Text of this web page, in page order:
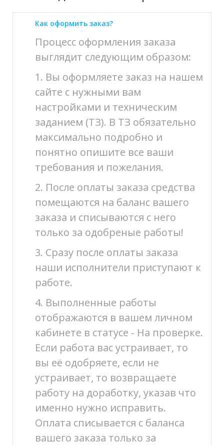
Как оформить заказ?
Процесс оформления заказа
выглядит следующим образом:
1. Вы оформляете заказ на нашем
сайте с нужными вам
настройками и техническим
заданием (ТЗ). В ТЗ обязательно
максимально подробно и
понятно опишите все ваши
требования и пожелания.
2. После оплаты заказа средства
помещаются на баланс вашего
заказа и списываются с него
только за одобреные работы!
3. Сразу после оплаты заказа
наши исполнители приступают к
работе.
4. Выполненные работы
отображаются в вашем личном
кабинете в статусе - На проверке.
Если работа вас устраивает, то
вы её одобряете, если не
устраивает, то возвращаете
работу на доработку, указав что
именно нужно исправить.
Оплата списывается с баланса
вашего заказа только за